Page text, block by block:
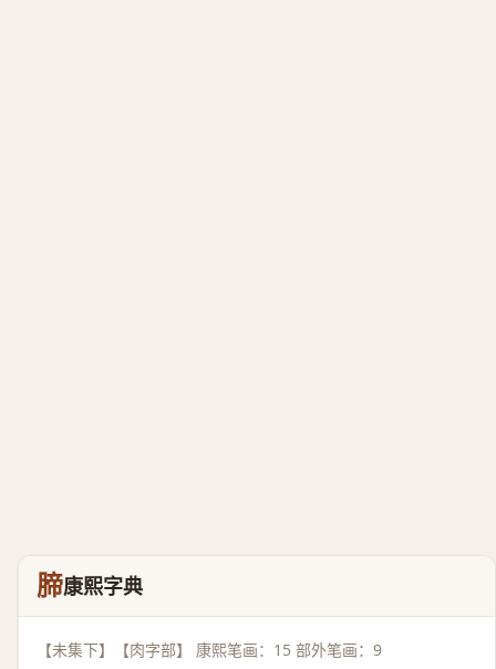
腣康熙字典
【未集下】【肉字部】 康熙笔画：15 部外笔画：9